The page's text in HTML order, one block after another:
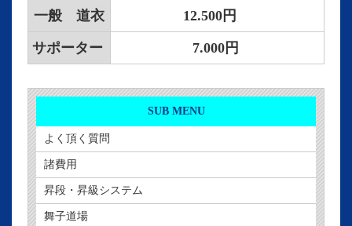
一般 道衣 12.500円
サポーター 7.000円
SUB MENU
よく頂く質問
諸費用
昇段・昇級システム
舞子道場